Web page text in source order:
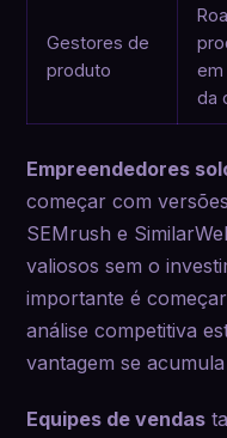
Gestores de
produto
em
da
Empreendedores
começar com
SEMrush e
valiosos sem o
importante é
análise competitiva
vantagem se
Equipes de vendas